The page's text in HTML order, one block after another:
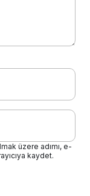
üzere adımı, e-
kaydet.